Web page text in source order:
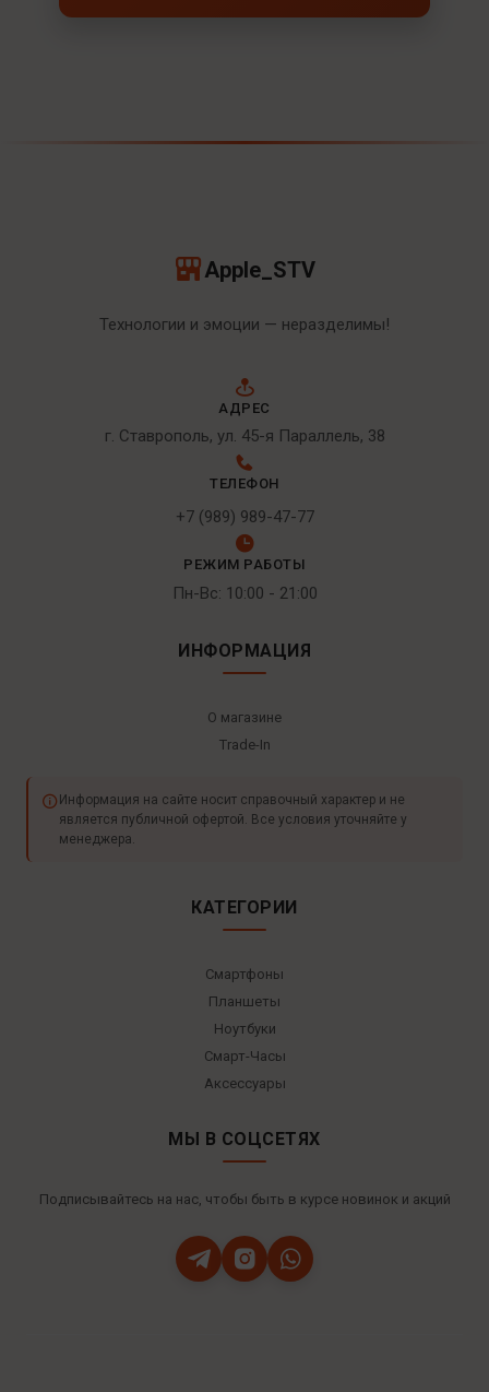
Apple_STV
Технологии и эмоции — неразделимы!
АДРЕС
г. Ставрополь, ул. 45-я Параллель, 38
ТЕЛЕФОН
+7 (989) 989-47-77
РЕЖИМ РАБОТЫ
Пн-Вс: 10:00 - 21:00
ИНФОРМАЦИЯ
О магазине
Trade-In
Информация на сайте носит справочный характер и не
является публичной офертой. Все условия уточняйте у
менеджера.
КАТЕГОРИИ
Смартфоны
Планшеты
Ноутбуки
Смарт-Часы
Аксессуары
МЫ В СОЦСЕТЯХ
Подписывайтесь на нас, чтобы быть в курсе новинок и акций